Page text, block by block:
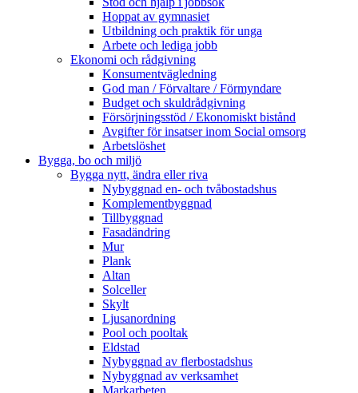
Hoppat av gymnasiet
Utbildning och praktik för unga
Arbete och lediga jobb
Ekonomi och rådgivning
Konsumentvägledning
God man / Förvaltare / Förmyndare
Budget och skuldrådgivning
Försörjningsstöd / Ekonomiskt bistånd
Avgifter för insatser inom Social omsorg
Arbetslöshet
Bygga, bo och miljö
Bygga nytt, ändra eller riva
Nybyggnad en- och tvåbostadshus
Komplementbyggnad
Tillbyggnad
Fasadändring
Mur
Plank
Altan
Solceller
Skylt
Ljusanordning
Pool och pooltak
Eldstad
Nybyggnad av flerbostadshus
Nybyggnad av verksamhet
Markarbeten